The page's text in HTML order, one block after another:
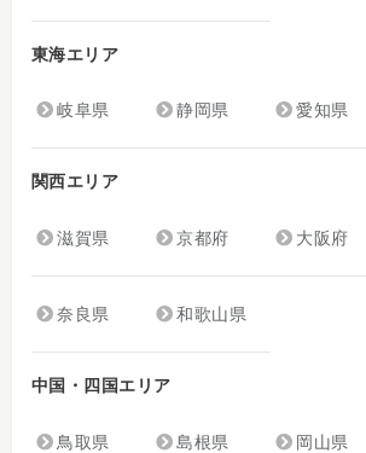
東海エリア
岐阜県 静岡県 愛知県
関西エリア
滋賀県 京都府 大阪府
奈良県 和歌山県
中国・四国エリア
鳥取県 島根県 岡山県